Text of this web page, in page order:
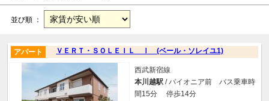
並び順 ：
ＶＥＲＴ・ＳＯＬＥＩＬ Ⅰ (ベール・ソレイユ1)
アパート
西武新宿線
本川越駅 / パイオニア前 バス乗車時
間15分 停歩14分